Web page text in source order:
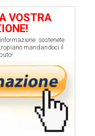
VOSTRA
sostenete
mandandoci il